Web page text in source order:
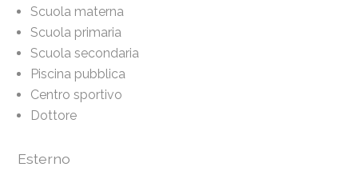
Scuola materna
Scuola primaria
Scuola secondaria
Piscina pubblica
Centro sportivo
Dottore
Esterno